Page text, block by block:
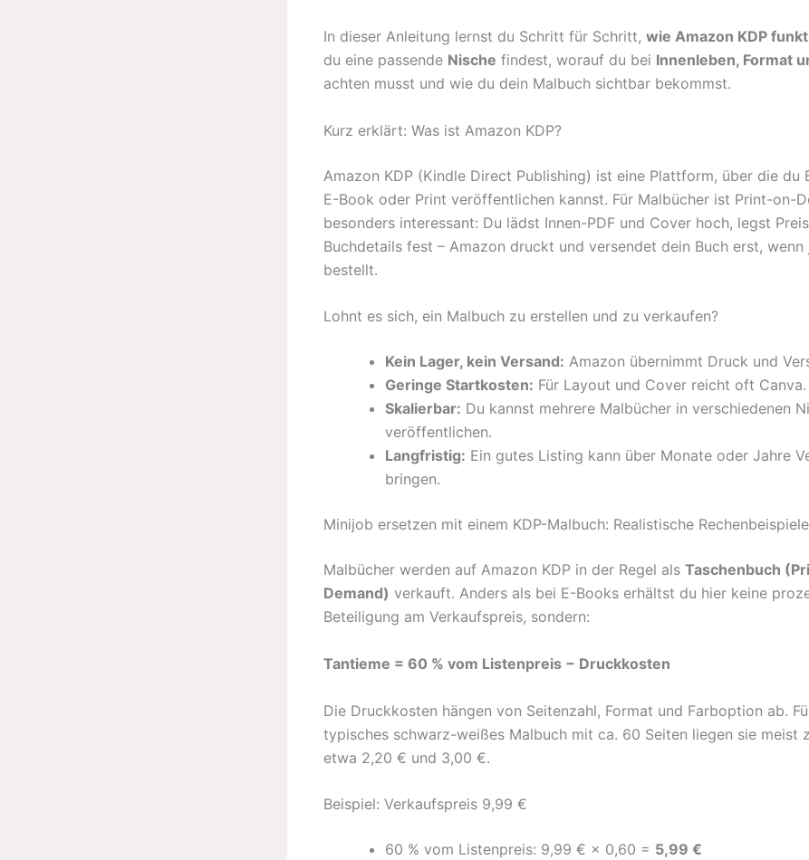
In dieser Anleitung lernst du Schritt für Schritt, wie Amazon KDP
du eine passende Nische findest, worauf du bei Innenleben, Format
achten musst und wie du dein Malbuch sichtbar bekommst.
Kurz erklärt: Was ist Amazon KDP?
Amazon KDP (Kindle Direct Publishing) ist eine Plattform, über die du
E-Book oder Print veröffentlichen kannst. Für Malbücher ist Print-on-
besonders interessant: Du lädst Innen-PDF und Cover hoch, legst
Buchdetails fest – Amazon druckt und versendet dein Buch erst, wenn
bestellt.
Lohnt es sich, ein Malbuch zu erstellen und zu verkaufen?
Kein Lager, kein Versand: Amazon übernimmt Druck und
Geringe Startkosten: Für Layout und Cover reicht oft Canva.
Skalierbar: Du kannst mehrere Malbücher in verschiedenen
veröffentlichen.
Langfristig: Ein gutes Listing kann über Monate oder Jahre
bringen.
Minijob ersetzen mit einem KDP-Malbuch: Realistische
Malbücher werden auf Amazon KDP in der Regel als Taschenbuch
Demand) verkauft. Anders als bei E-Books erhältst du hier keine
Beteiligung am Verkaufspreis, sondern:
Tantieme = 60 % vom Listenpreis − Druckkosten
Die Druckkosten hängen von Seitenzahl, Format und Farboption ab.
typisches schwarz-weißes Malbuch mit ca. 60 Seiten liegen sie meist
etwa 2,20 € und 3,00 €.
Beispiel: Verkaufspreis 9,99 €
60 % vom Listenpreis: 9,99 € × 0,60 = 5,99 €